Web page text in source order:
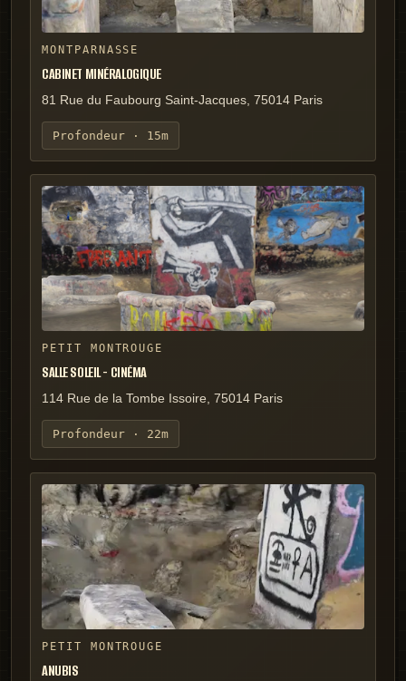
MONTPARNASSE
CABINET MINÉRALOGIQUE
81 Rue du Faubourg Saint-Jacques, 75014 Paris
Profondeur · 15m
PETIT MONTROUGE
SALLE SOLEIL - CINÉMA
114 Rue de la Tombe Issoire, 75014 Paris
Profondeur · 22m
PETIT MONTROUGE
ANUBIS